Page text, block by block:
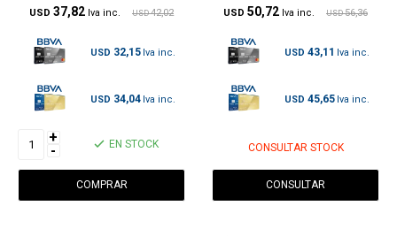
USD 37,82 USD 42,02
USD 32,15
USD 34,04
+
- EN STOCK
USD 50,72 USD 56,36
USD 43,11
USD 45,65
CONSULTAR STOCK
CONSULTAR